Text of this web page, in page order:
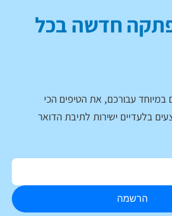
חדשה בכל
במיוחד עבורכם, את הטיפים הכי
בלעדיים ישירות לתיבת הדואר
הרשמה